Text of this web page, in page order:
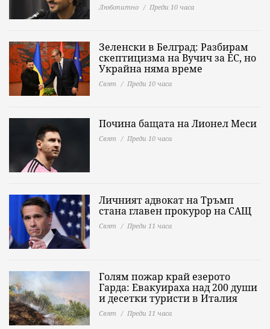
Любопитно Преди 10 часа
Зеленски в Белград: Разбирам
скептицизма на Вучич за ЕС, но
Украйна няма време
Свят Преди 10 часа
Почина бащата на Лионел Меси
Свят Преди 10 часа
Личният адвокат на Тръмп
стана главен прокурор на САЩ
Свят Преди 11 часа
Голям пожар край езерото
Гарда: Евакуираха над 200 души
и десетки туристи в Италия
Свят Преди 11 часа